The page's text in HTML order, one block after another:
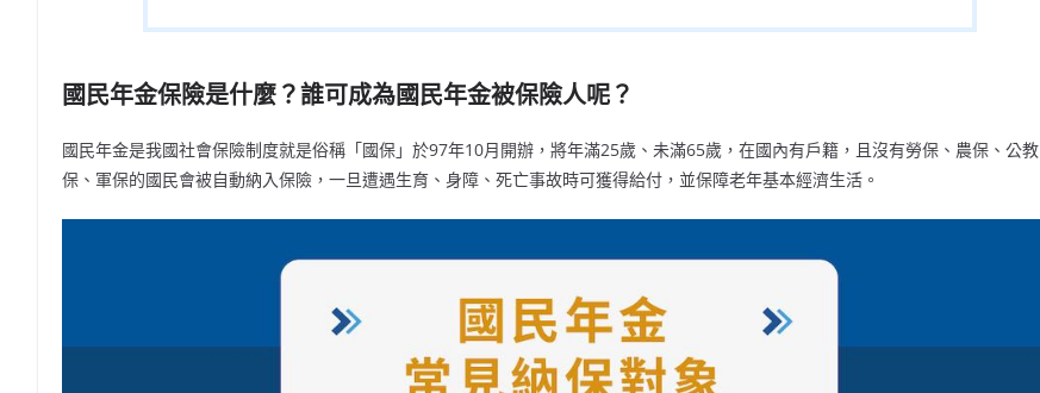
國民年金保險是什麼？誰可成為國民年金被保險人呢？
國民年金是我國社會保險制度就是俗稱「國保」於97年10月開辦，將年滿25歲、未滿65歲，在國內有戶籍，且沒有勞保、農保、公教
保、軍保的國民會被自動納入保險，一旦遭遇生育、身障、死亡事故時可獲得給付，並保障老年基本經濟生活。